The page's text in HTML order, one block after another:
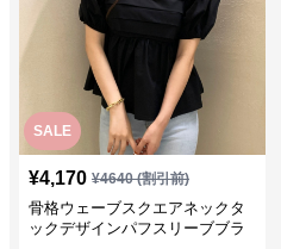
SALE
¥4,170 ¥4640(割引前)
骨格ウェーブスクエアネックタ
ックデザインパフスリーブブラ